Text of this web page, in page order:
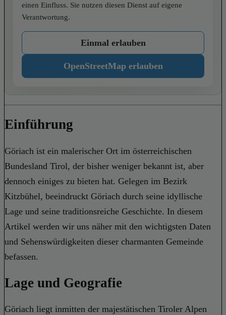
einen Einfluss. Sie nutzen diesen Dienst auf eigene
Verantwortung.
Einmal erlauben
OpenStreetMap erlauben
Einführung
Göriach ist ein malerischer Ort im österreichischen
Bundesland Tirol, der bisher weniger bekannt ist, aber
dennoch einiges zu bieten hat. Gelegen im Bezirk
Kitzbühel, beeindruckt Göriach durch seine idyllische
Lage und seine traditionsreiche Geschichte. In diesem
Artikel werden wir uns näher mit den wichtigsten Daten
und Sehenswürdigkeiten dieser charmanten Gemeinde
befassen.
Lage und Geografie
Göriach liegt inmitten der majestätischen Tiroler Alpen